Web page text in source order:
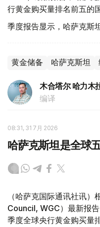
行黄金购买量排名前五的
季度报告显示，哈萨克斯
黄金储备 哈萨克斯坦
木合塔尔 哈力木
编译
08:31, 31 7月 2026
哈萨克斯坦是全球
（哈萨克国际通讯社讯
Council, WGC）最新报
季度全球央行黄金购买量